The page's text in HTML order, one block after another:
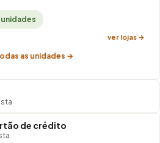
unidades
ver lojas →
as unidades →
de crédito